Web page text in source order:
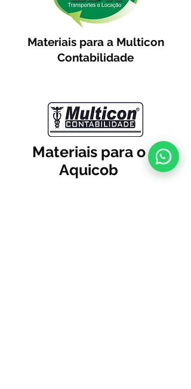
Materiais para a Multicon
Contabilidade
Materiais para o
Aquicob